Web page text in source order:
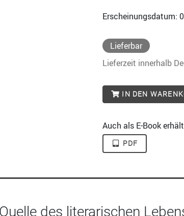
Erscheinungsdatum:
Lieferbar
Lieferzeit innerhalb
IN DEN
Auch als E-Book
PDF
des literarischen